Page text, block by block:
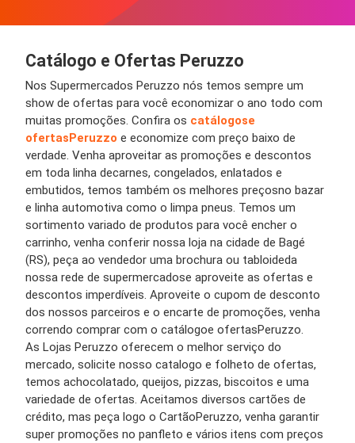
Catálogo e Ofertas Peruzzo
Nos Supermercados Peruzzo nós temos sempre um
show de ofertas para você economizar o ano todo com
muitas promoções. Confira os catálogose
ofertasPeruzzo e economize com preço baixo de
verdade. Venha aproveitar as promoções e descontos
em toda linha decarnes, congelados, enlatados e
embutidos, temos também os melhores preçosno bazar
e linha automotiva como o limpa pneus. Temos um
sortimento variado de produtos para você encher o
carrinho, venha conferir nossa loja na cidade de Bagé
(RS), peça ao vendedor uma brochura ou tabloideda
nossa rede de supermercadose aproveite as ofertas e
descontos imperdíveis. Aproveite o cupom de desconto
dos nossos parceiros e o encarte de promoções, venha
correndo comprar com o catálogoe ofertasPeruzzo.
As Lojas Peruzzo oferecem o melhor serviço do
mercado, solicite nosso catalogo e folheto de ofertas,
temos achocolatado, queijos, pizzas, biscoitos e uma
variedade de ofertas. Aceitamos diversos cartões de
crédito, mas peça logo o CartãoPeruzzo, venha garantir
super promoções no panfleto e vários itens com preços